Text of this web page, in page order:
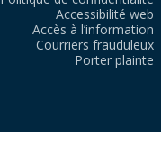
Accessibilité web
Accès à l’information
Courriers frauduleux
Porter plainte